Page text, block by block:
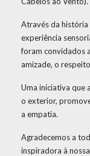
Através da história
experiência
foram convidados
amizade, o
Uma iniciativa que
o exterior,
a empatia.
Agradecemos a
inspiradora à